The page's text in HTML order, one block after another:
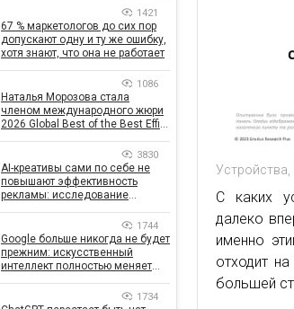
С каких
далеко
именно
отходит
большей
1421
67 % маркетологов до сих пор
допускают одну и ту же ошибку,
хотя знают, что она не работает
1086
Наталья Морозова стала
членом международного жюри
2026 Global Best of the Best Effie
3830
AI-креативы сами по себе не
повышают эффективность
рекламы: исследование
влияет на эффективность
кампаний
1744
Google больше никогда не будет
прежним: искусственный
интеллект полностью меняет
1734